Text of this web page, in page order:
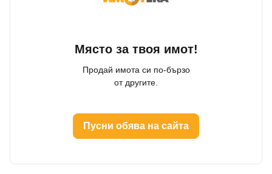
Място за твоя имот!
Продай имота си по-бързо
от другите.
Пусни обява на сайта